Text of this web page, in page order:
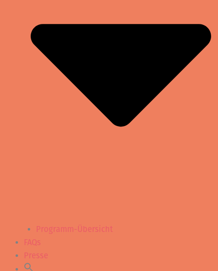
Programm-Übersicht
FAQs
Presse